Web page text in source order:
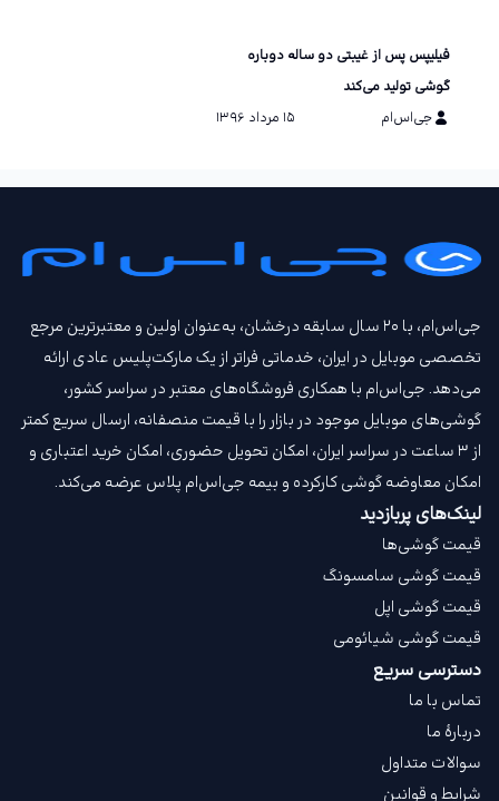
فیلیپس پس از غیبتی دو ساله دوباره
گوشی تولید می‌کند
جی‌اس‌ام
۱۵ مرداد ۱۳۹۶
جی‌اس‌ام، با ۲۰ سال سابقه درخشان، به‌عنوان اولین و معتبرترین مرجع
تخصصی موبایل در ایران، خدماتی فراتر از یک مارکت‌پلیس عادی ارائه
می‌دهد. جی‌اس‌ام با همکاری فروشگاه‌های معتبر در سراسر کشور،
گوشی‌های موبایل موجود در بازار را با قیمت‌ منصفانه، ارسال سریع کمتر
از ۳ ساعت در سراسر ایران، امکان تحویل حضوری، امکان خرید اعتباری و
امکان معاوضه گوشی کارکرده و بیمه جی‌اس‌ام‌ پلاس عرضه می‌کند.
لینک‌های پربازدید
قیمت گوشی‌ها
قیمت گوشی سامسونگ
قیمت گوشی اپل
قیمت گوشی شیائومی
دسترسی سریع
تماس با ما
دربارهٔ ما
سوالات متداول
شرایط و قوانین